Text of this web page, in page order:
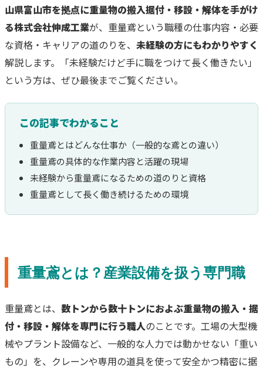
山県富山市を拠点に重量物の搬入据付・移設・解体を手がけ
る株式会社伸成工業が、重量鳶という職種の仕事内容・必要
な資格・キャリアの道のりを、 未経験の方にもわかりやすく
解説します。「未経験だけど手に職をつけて長く働きたい」
という方は、ぜひ最後までご覧ください。
この記事でわかること
重量鳶とはどんな仕事か（一般的な鳶との違い）
重量鳶の具体的な作業内容と活躍の現場
未経験から重量鳶になるための道のりと資格
重量鳶として長く働き続けるための環境
重量鳶とは？産業設備を扱う専門職
重量鳶とは、 数トンから数十トンにおよぶ重量物の搬入・据
付・移設・解体を専門に行う職人のことです。工場の大型機
械やプラント設備など、一般的な人力では動かせない「重い
もの」を、クレーンや専用の道具を使って安全かつ精密に据